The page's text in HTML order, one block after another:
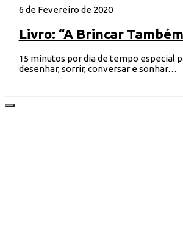
6 de Fevereiro de 2020
Livro: “A Brincar
15 minutos por dia de tempo especial
desenhar, sorrir, conversar e sonhar…